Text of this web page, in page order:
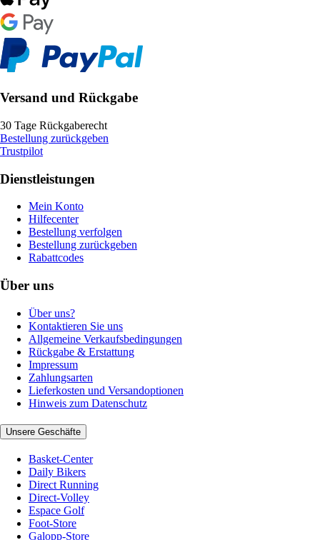
Versand und Rückgabe
30 Tage Rückgaberecht
Bestellung zurückgeben
Trustpilot
Dienstleistungen
Mein Konto
Hilfecenter
Bestellung verfolgen
Bestellung zurückgeben
Rabattcodes
Über uns
Über uns?
Kontaktieren Sie uns
Allgemeine Verkaufsbedingungen
Rückgabe & Erstattung
Impressum
Zahlungsarten
Lieferkosten und Versandoptionen
Hinweis zum Datenschutz
Unsere Geschäfte
Basket-Center
Daily Bikers
Direct Running
Direct-Volley
Espace Golf
Foot-Store
Galopp-Store